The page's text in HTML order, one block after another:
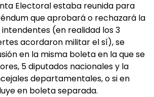
Electoral estaba reunida para
que aprobará o rechazará la
(en realidad los 3
acordaron militar el sí), se
en la misma boleta en la que se
5 diputados nacionales y la
departamentales, o si en
en boleta separada.